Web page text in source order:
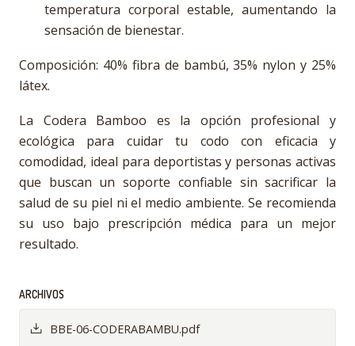
temperatura corporal estable, aumentando la
sensación de bienestar.
Composición: 40% fibra de bambú, 35% nylon y 25%
látex.
La Codera Bamboo es la opción profesional y
ecológica para cuidar tu codo con eficacia y
comodidad, ideal para deportistas y personas activas
que buscan un soporte confiable sin sacrificar la
salud de su piel ni el medio ambiente. Se recomienda
su uso bajo prescripción médica para un mejor
resultado.
ARCHIVOS
BBE-06-CODERABAMBU.pdf